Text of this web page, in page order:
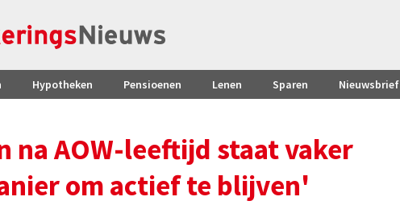
Hypotheken Pensioenen Lenen Sparen Nieuwsbrief
na AOW-leeftijd staat vaker
om actief te blijven'